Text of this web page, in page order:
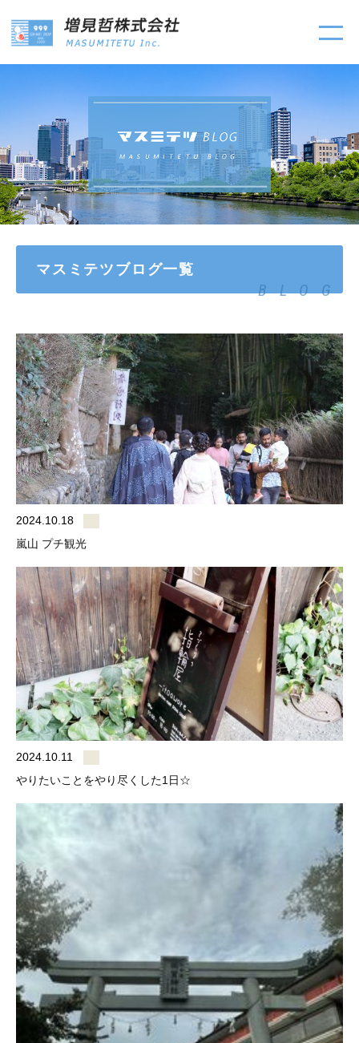
マスミテツブログ一覧
BLOG
2024.10.18
嵐山 プチ観光
2024.10.11
やりたいことをやり尽くした1日☆